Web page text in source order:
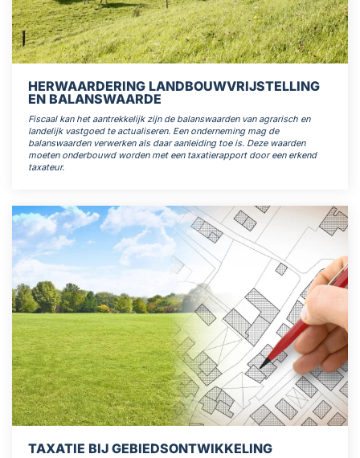
HERWAARDERING LANDBOUWVRIJSTELLING
EN BALANSWAARDE
Fiscaal kan het aantrekkelijk zijn de balanswaarden van agrarisch en
landelijk vastgoed te actualiseren. Een onderneming mag de
balanswaarden verwerken als daar aanleiding toe is. Deze waarden
moeten onderbouwd worden met een taxatierapport door een erkend
taxateur.
TAXATIE BIJ GEBIEDSONTWIKKELING